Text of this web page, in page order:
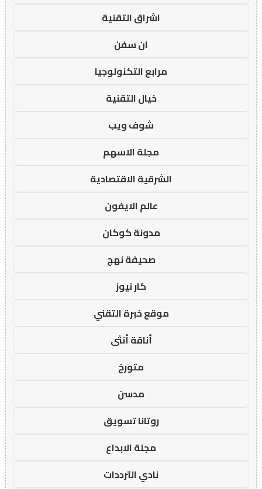
اشراق التقنية
ان سفن
مرابع التكنولوجيا
خيال التقنية
شوف ويب
مجلة الاسهم
الشرقية الاقتصادية
عالم الايفون
مدونة كوكان
صحيفة نهج
كار نيوز
موقع خبرة التقني
أناقة أنثى
متورخ
مدسن
روتانا تسويق
مجلة الابداع
نادي الترددات